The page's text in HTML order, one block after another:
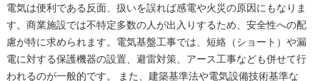
電気は便利である反面、扱いを誤れば感電や火災の原因にもなりま
す。商業施設では不特定多数の人が出入りするため、安全性への配
慮が特に求められます。電気基盤工事では、短絡（ショート）や漏
電に対する保護機器の設置、避雷対策、アース工事なども併せて行
われるのが一般的です。 また、建築基準法や電気設備技術基準な